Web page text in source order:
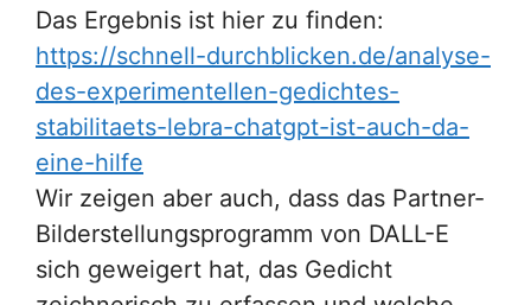
Das Ergebnis ist hier zu finden:
https://schnell-durchblicken.de/analyse-
des-experimentellen-gedichtes-
stabilitaets-lebra-chatgpt-ist-auch-da-
eine-hilfe
Wir zeigen aber auch, dass das Partner-
Bilderstellungsprogramm von DALL-E
sich geweigert hat, das Gedicht